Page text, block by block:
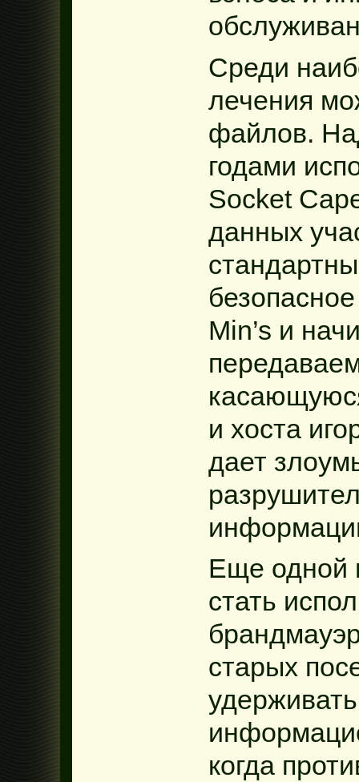
Среди
лечения
файлов.
годами
Socket
данных
Min’s и
и хоста
дает
Еще одной
стать
старых
когда